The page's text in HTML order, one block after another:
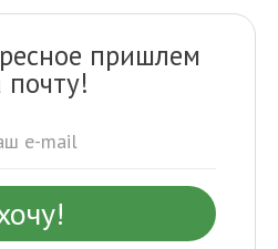
пришлем
почту!